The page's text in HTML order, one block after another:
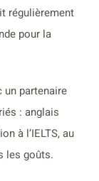
régulièrement
pour la
partenaire
: anglais
à l’IELTS, au
les goûts.